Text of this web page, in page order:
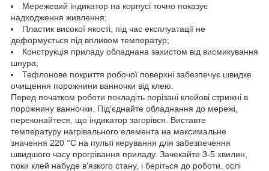
Мережевий індикатор на корпусі точно показує
надходження живлення;
Пластик високої якості, під час експлуатації не
деформується під впливом температур;
Конструкція приладу обладнана захистом від висмикування
шнура;
Тефлонове покриття робочої поверхні забезпечує швидке
очищення порожнини ванночки від клею.
Перед початком роботи покладіть порізані клейові стрижні в
порожнину ванночки. Під'єднайте обладнання до мережі,
переконайтеся, що індикатор загорівся. Виставте
температуру нагрівального елемента на максимальне
значення 220 °C на пульті керування для забезпечення
швидшого часу прогрівання приладу. Зачекайте 3-5 хвилин,
поки клей набуде в'язкого стану, і беріться до роботи. ослі